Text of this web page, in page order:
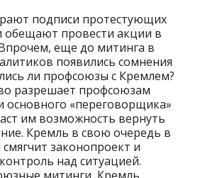
подписи протестующих
обещают провести акции в
еще до митинга в
появились сомнения
ли профсоюзы с Кремлем?
разрешает профсоюзам
основного «переговорщика»
им возможность вернуть
Кремль в свою очередь в
смягчит законопроект и
над ситуацией.